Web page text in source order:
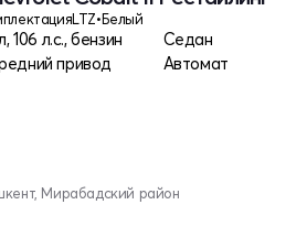
LTZ•Белый
106 л.с., бензин
Седан
привод
Автомат
Мирабадский район